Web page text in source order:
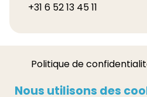
Nous utilisons des
+31 6 52 13 45 11
Politique de